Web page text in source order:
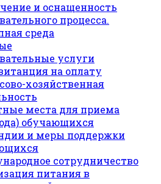
и оснащенность
процесса.
среда
услуги
на оплату
хозяйственная
места для приема
обучающихся
и меры поддержки
сотрудничество
питания в